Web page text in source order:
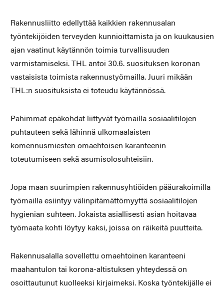
Rakennusliitto edellyttää kaikkien rakennusalan
työntekijöiden terveyden kunnioittamista ja on kuukausien
ajan vaatinut käytännön toimia turvallisuuden
varmistamiseksi. THL antoi 30.6. suosituksen koronan
vastaisista toimista rakennustyömailla. Juuri mikään
THL:n suosituksista ei toteudu käytännössä.
Pahimmat epäkohdat liittyvät työmailla sosiaalitilojen
puhtauteen sekä lähinnä ulkomaalaisten
komennusmiesten omaehtoisen karanteenin
toteutumiseen sekä asumisolosuhteisiin.
Jopa maan suurimpien rakennusyhtiöiden pääurakoimilla
työmailla esiintyy välinpitämättömyyttä sosiaalitilojen
hygienian suhteen. Jokaista asiallisesti asian hoitavaa
työmaata kohti löytyy kaksi, joissa on räikeitä puutteita.
Rakennusalalla sovellettu omaehtoinen karanteeni
maahantulon tai korona-altistuksen yhteydessä on
osoittautunut kuolleeksi kirjaimeksi. Koska työntekijälle ei